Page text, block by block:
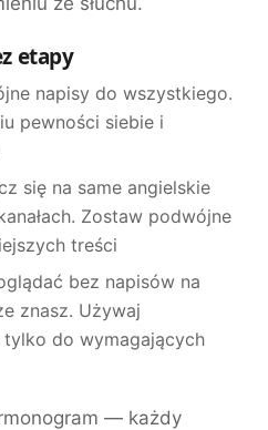
etapy
napisy do wszystkiego.
pewności siebie i
się na same angielskie
Zostaw podwójne
treści
bez napisów na
znasz. Używaj
do wymagających
— każdy